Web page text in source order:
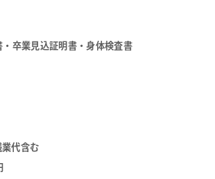
卒業見込証明書・身体検査書
代含む